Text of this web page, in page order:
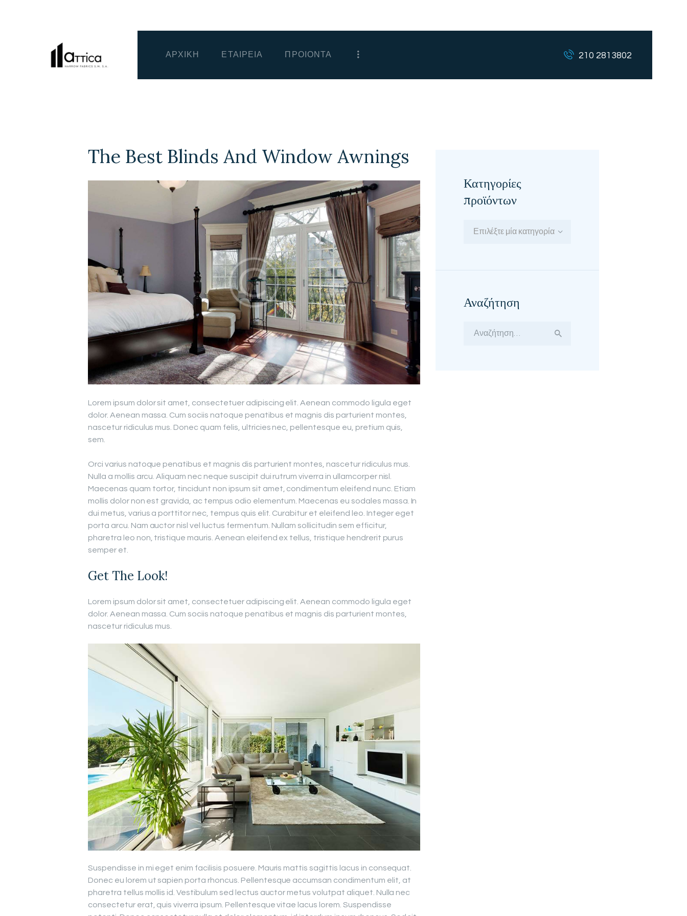
ΑΡΧΙΚΗ ΕΤΑΙΡΕΙΑ ΠΡΟΙΟΝΤΑ 210 2813802
The Best Blinds And Window Awnings
Lorem ipsum dolor sit amet, consectetuer adipiscing elit. Aenean commodo ligula eget
dolor. Aenean massa. Cum sociis natoque penatibus et magnis dis parturient montes,
nascetur ridiculus mus. Donec quam felis, ultricies nec, pellentesque eu, pretium quis,
sem.
Orci varius natoque penatibus et magnis dis parturient montes, nascetur ridiculus mus.
Nulla a mollis arcu. Aliquam nec neque suscipit dui rutrum viverra in ullamcorper nisl.
Maecenas quam tortor, tincidunt non ipsum sit amet, condimentum eleifend nunc. Etiam
mollis dolor non est gravida, ac tempus odio elementum. Maecenas eu sodales massa. In
dui metus, varius a porttitor nec, tempus quis elit. Curabitur et eleifend leo. Integer eget
porta arcu. Nam auctor nisl vel luctus fermentum. Nullam sollicitudin sem efficitur,
pharetra leo non, tristique mauris. Aenean eleifend ex tellus, tristique hendrerit purus
semper et.
Get The Look!
Lorem ipsum dolor sit amet, consectetuer adipiscing elit. Aenean commodo ligula eget
dolor. Aenean massa. Cum sociis natoque penatibus et magnis dis parturient montes,
nascetur ridiculus mus.
Suspendisse in mi eget enim facilisis posuere. Mauris mattis sagittis lacus in consequat.
Donec eu lorem ut sapien porta rhoncus. Pellentesque accumsan condimentum elit, at
pharetra tellus mollis id. Vestibulum sed lectus auctor metus volutpat aliquet. Nulla nec
consectetur erat, quis viverra ipsum. Pellentesque vitae lacus lorem. Suspendisse
Κατηγορίες
προϊόντων
Επιλέξτε μία κατηγορία
Αναζήτηση
Αναζήτηση